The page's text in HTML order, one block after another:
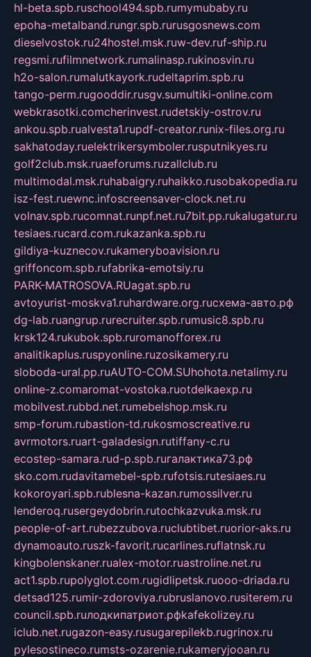
hl-beta.spb.ruschool494.spb.rumymubaby.ru
epoha-metalband.rungr.spb.rurusgosnews.com
dieselvostok.ru24hostel.msk.ruw-dev.ruf-ship.ru
regsmi.rufilmnetwork.rumalinasp.rukinosvin.ru
h2o-salon.rumalutkayork.rudeltaprim.spb.ru
tango-perm.rugooddir.rusgv.sumultiki-online.com
webkrasotki.comcherinvest.rudetskiy-ostrov.ru
ankou.spb.rualvesta1.rupdf-creator.runix-files.org.ru
sakhatoday.ruelektrikersymboler.rusputnikyes.ru
golf2club.msk.ruaeforums.ruzallclub.ru
multimodal.msk.ruhabaigry.ruhaikko.rusobakopedia.ru
isz-fest.ruewnc.infoscreensaver-clock.net.ru
volnav.spb.rucomnat.runpf.net.ru7bit.pp.rukalugatur.ru
tesiaes.rucard.com.rukazanka.spb.ru
gildiya-kuznecov.rukameryboavision.ru
griffoncom.spb.rufabrika-emotsiy.ru
PARK-MATROSOVA.RUagat.spb.ru
avtoyurist-moskva1.ruhardware.org.ruсхема-авто.рф
dg-lab.ruangrup.rurecruiter.spb.rumusic8.spb.ru
krsk124.rukubok.spb.ruromanofforex.ru
analitikaplus.ruspyonline.ruzosikamery.ru
sloboda-ural.pp.ruAUTO-COM.SUhohota.netalimy.ru
online-z.comaromat-vostoka.ruotdelkaexp.ru
mobilvest.rubbd.net.rumebelshop.msk.ru
smp-forum.rubastion-td.rukosmoscreative.ru
avrmotors.ruart-galadesign.rutiffany-c.ru
ecostep-samara.rud-p.spb.ruгалактика73.рф
sko.com.rudavitamebel-spb.rufotsis.rutesiaes.ru
kokoroyari.spb.rublesna-kazan.rumossilver.ru
lenderoq.rusergeydobrin.rutochkazvuka.msk.ru
people-of-art.rubezzubova.ruclubtibet.ruorior-aks.ru
dynamoauto.ruszk-favorit.rucarlines.ruflatnsk.ru
kingbolenskaner.rualex-motor.ruastroline.net.ru
act1.spb.rupolyglot.com.rugidlipetsk.ruooo-driada.ru
detsad125.rumir-zdoroviya.rubruslanovo.rusiterem.ru
council.spb.ruлодкипатриот.рфkafekolizey.ru
iclub.net.rugazon-easy.rusugarepilekb.rugrinox.ru
pylesostineco.rumsts-ozarenie.rukameryjooan.ru